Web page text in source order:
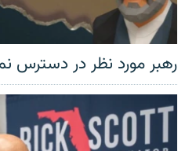
رهبر مورد نظر در دسترس